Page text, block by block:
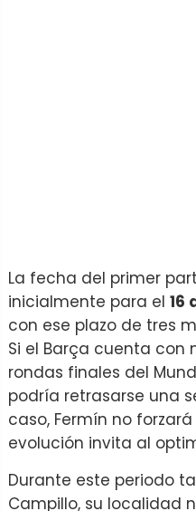
La fecha del primer
inicialmente para el 16
con ese plazo de tres
Si el Barça cuenta con
rondas finales del
podría retrasarse una
caso, Fermín no
evolución invita al
Durante este periodo
Campillo, su localidad